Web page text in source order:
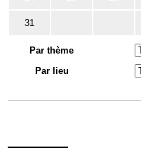
31
Par thème
Par lieu